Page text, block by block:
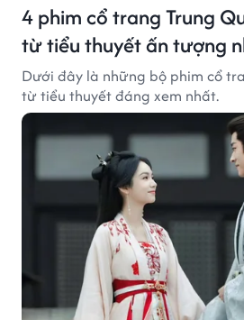
4 phim cổ trang Trung
từ tiểu thuyết ấn tượng
Dưới đây là những bộ phim cổ
từ tiểu thuyết đáng xem nhất.